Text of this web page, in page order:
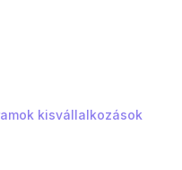
kisvállalkozások